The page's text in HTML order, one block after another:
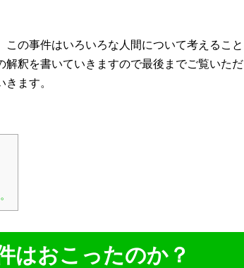
の事件はいろいろな人間について考えること
釈を書いていきますので最後までご覧いただ
ます。
はおこったのか？